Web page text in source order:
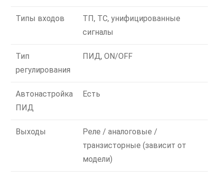
Типы входов
ТП, ТС, унифицированные
сигналы
Тип
регулирования
ПИД, ON/OFF
Автонастройка
ПИД
Есть
Выходы
Реле / аналоговые /
транзисторные (зависит от
модели)